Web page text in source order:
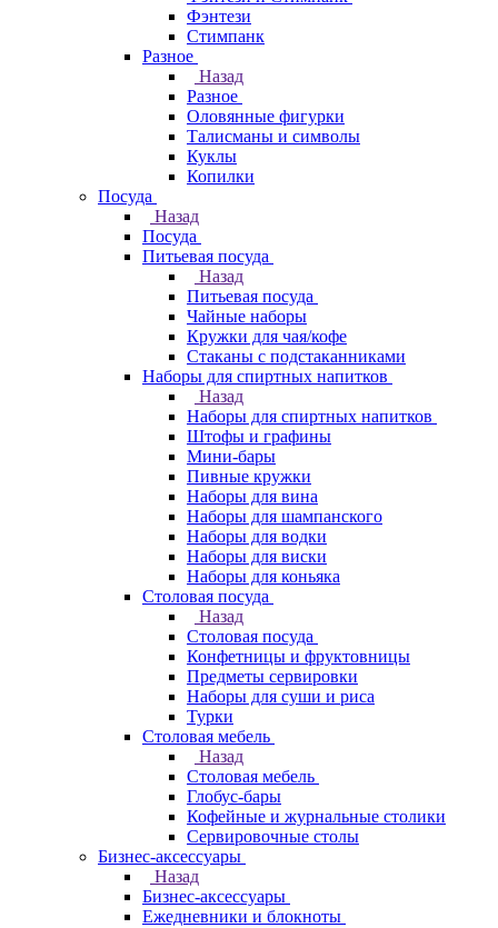
Фэнтези
Стимпанк
Разное
Назад
Разное
Оловянные фигурки
Талисманы и символы
Куклы
Копилки
Посуда
Назад
Посуда
Питьевая посуда
Назад
Питьевая посуда
Чайные наборы
Кружки для чая/кофе
Стаканы с подстаканниками
Наборы для спиртных напитков
Назад
Наборы для спиртных напитков
Штофы и графины
Мини-бары
Пивные кружки
Наборы для вина
Наборы для шампанского
Наборы для водки
Наборы для виски
Наборы для коньяка
Столовая посуда
Назад
Столовая посуда
Конфетницы и фруктовницы
Предметы сервировки
Наборы для суши и риса
Турки
Столовая мебель
Назад
Столовая мебель
Глобус-бары
Кофейные и журнальные столики
Сервировочные столы
Бизнес-аксессуары
Назад
Бизнес-аксессуары
Ежедневники и блокноты